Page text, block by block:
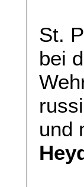
St.
bei
und